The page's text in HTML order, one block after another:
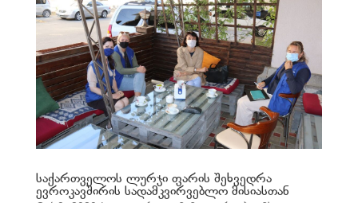
საქართველოს ლურჯი ფარის შეხვედრა
ევროკავშირის სადამკვირვებლო მისიასთან